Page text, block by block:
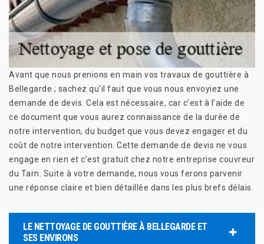
Avant que nous prenions en main vos travaux de gouttière à
Bellegarde ; sachez qu’il faut que vous nous envoyiez une
demande de devis. Cela est nécessaire, car c’est à l’aide de
ce document que vous aurez connaissance de la durée de
notre intervention, du budget que vous devez engager et du
coût de notre intervention. Cette demande de devis ne vous
engage en rien et c’est gratuit chez notre entreprise couvreur
du Tarn. Suite à votre demande, nous vous ferons parvenir
une réponse claire et bien détaillée dans les plus brefs délais.
LE NETTOYAGE DE GOUTTIÈRE À BELLEGARDE ET
SES ENVIRONS